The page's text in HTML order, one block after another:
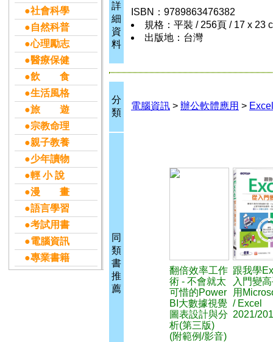
●社會科學
●自然科普
●心理勵志
●醫療保健
●飲 食
●生活風格
●旅 遊
●宗教命理
●親子教養
●少年讀物
●輕 小 說
●漫 畫
●語言學習
●考試用書
●電腦資訊
●專業書籍
詳
細
資
料
ISBN：9789863476382
規格：平裝 / 256頁 / 17 x 23
出版地：台灣
分
類
電腦資訊 > 辦公軟體應用 > Excel
同
類
書
推
薦
翻倍效率工作
術 - 不會就太
可惜的Power
BI大數據視覺
圖表設計與分
析(第三版)
(附範例/影音)
跟我學
入門變
用
/ Excel
2021/